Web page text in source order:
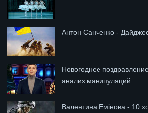
Антон Санченко -
Новогоднее
анализ манипуляций
Валентина Емінова - 10